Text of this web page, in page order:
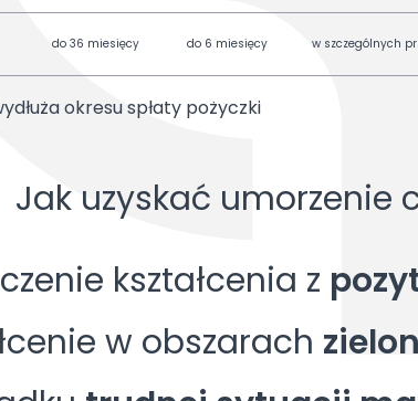
do 36 miesięcy do 6 miesięcy w szczególnych
okresu spłaty pożyczki
Jak uzyskać umorzenie
kształcenia z
w obszarach